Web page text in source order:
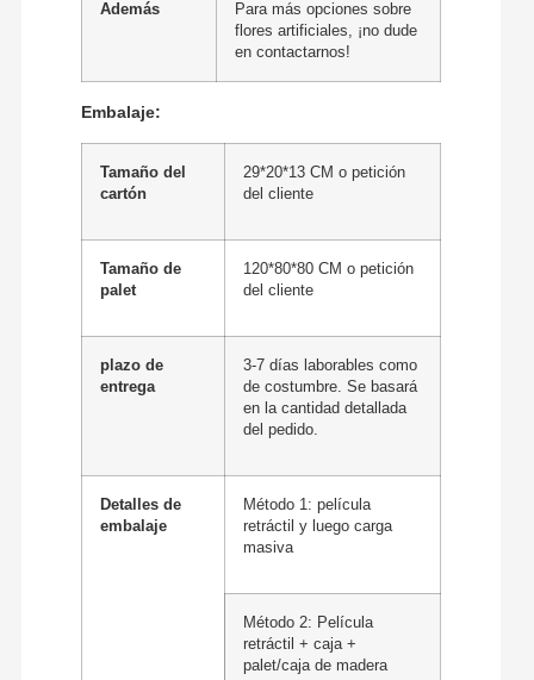
Además
Para más opciones sobre
flores artificiales, ¡no dude
en contactarnos!
Embalaje:
Tamaño del
cartón
29*20*13 CM o petición
del cliente
Tamaño de
palet
120*80*80 CM o petición
del cliente
plazo de
entrega
3-7 días laborables como
de costumbre. Se basará
en la cantidad detallada
del pedido.
Detalles de
embalaje
Método 1: película
retráctil y luego carga
masiva
Método 2: Película
retráctil + caja +
palet/caja de madera